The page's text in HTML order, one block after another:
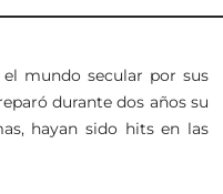
mundo secular por sus
durante dos años su
hayan sido hits en las